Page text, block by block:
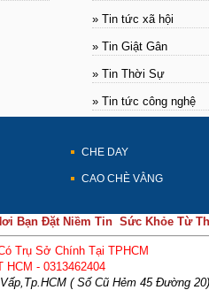
» Tin tức xã hội
» Tin Giật Gân
» Tin Thời Sự
» Tin tức công nghệ
CHE DAY
CAO CHÈ VẰNG
Bạn Đặt Niềm Tin Sức Khỏe Từ
Trụ Sở Chính Tại TPHCM
HCM - 0313462404
( Số Cũ Hẻm 45 Đường 20)